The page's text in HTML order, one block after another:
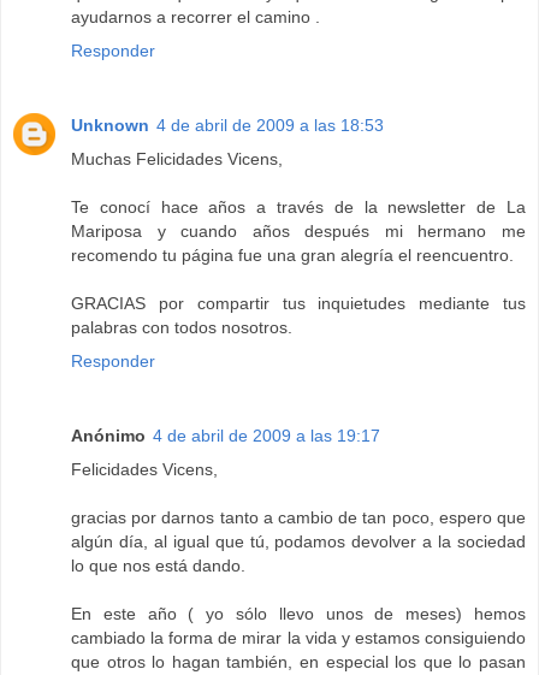
ayudarnos a recorrer el camino .
Responder
Unknown 4 de abril de 2009 a las 18:53
Muchas Felicidades Vicens,
Te conocí hace años a través de la newsletter de La
Mariposa y cuando años después mi hermano me
recomendo tu página fue una gran alegría el reencuentro.
GRACIAS por compartir tus inquietudes mediante tus
palabras con todos nosotros.
Responder
Anónimo 4 de abril de 2009 a las 19:17
Felicidades Vicens,
gracias por darnos tanto a cambio de tan poco, espero que
algún día, al igual que tú, podamos devolver a la sociedad
lo que nos está dando.
En este año ( yo sólo llevo unos de meses) hemos
cambiado la forma de mirar la vida y estamos consiguiendo
que otros lo hagan también, en especial los que lo pasan